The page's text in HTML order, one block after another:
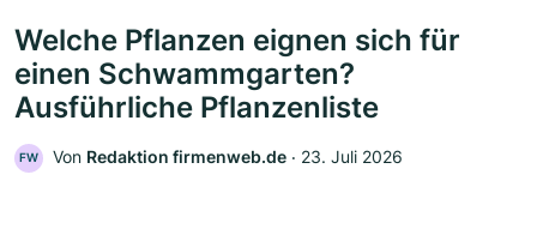
Welche Pflanzen eignen sich für
einen Schwammgarten?
Ausführliche Pflanzenliste
FW Von Redaktion firmenweb.de ‧ 23. Juli 2026